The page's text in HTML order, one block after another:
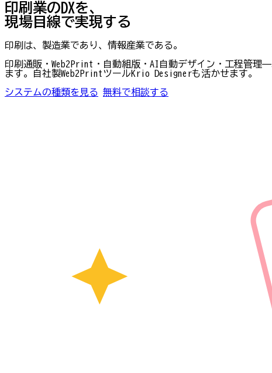
印刷業のDXを、
現場目線で実現する
印刷は、製造業であり、情報産業である。
印刷通販・Web2Print・自動組版・AI自動デザイン・工程管理
ます。自社製Web2PrintツールKrio Designerも活かせます。
システムの種類を見る
無料で相談する